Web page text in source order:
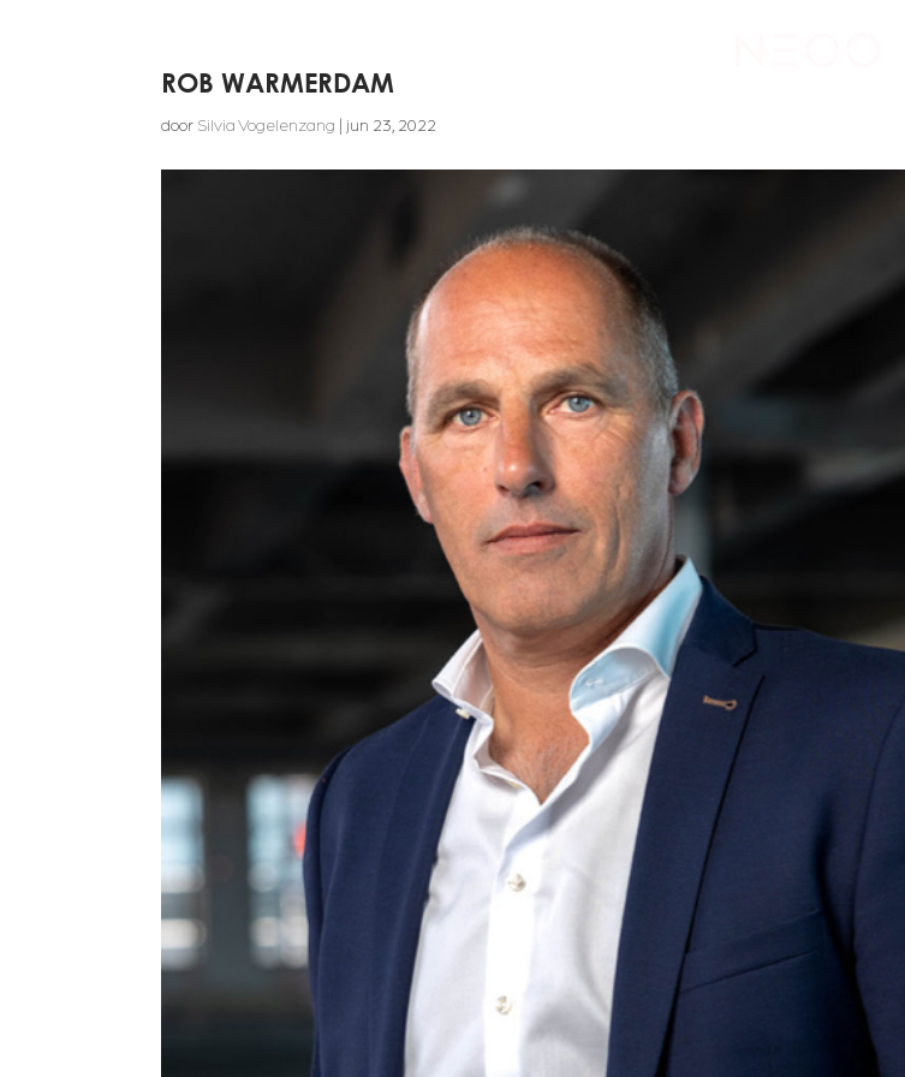
ROB WARMERDAM
door Silvia Vogelenzang jun 23, 2022